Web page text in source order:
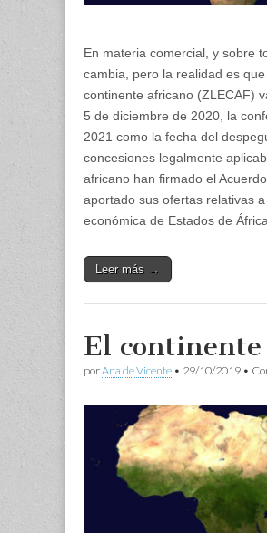
En materia comercial, y sobre
cambia, pero la realidad es
continente africano (ZLECAF)
5 de diciembre de 2020, la
2021 como la fecha del
concesiones legalmente
africano han firmado el
aportado sus ofertas relativas
económica de Estados de
Leer más →
El continente
porAna de Vicente • 29/10/2019 •